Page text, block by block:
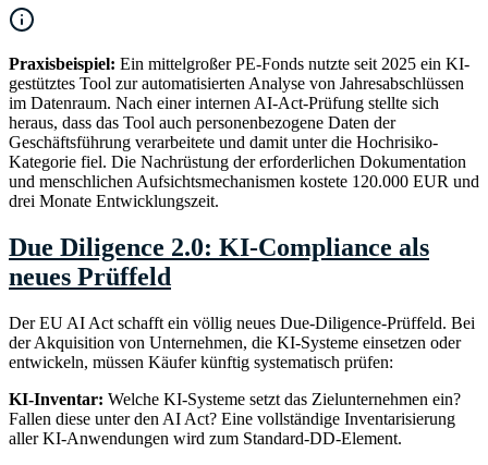
Praxisbeispiel: Ein mittelgroßer PE-Fonds nutzte seit 2025 ein KI-
gestütztes Tool zur automatisierten Analyse von Jahresabschlüssen
im Datenraum. Nach einer internen AI-Act-Prüfung stellte sich
heraus, dass das Tool auch personenbezogene Daten der
Geschäftsführung verarbeitete und damit unter die Hochrisiko-
Kategorie fiel. Die Nachrüstung der erforderlichen Dokumentation
und menschlichen Aufsichtsmechanismen kostete 120.000 EUR und
drei Monate Entwicklungszeit.
Due Diligence 2.0: KI-Compliance als
neues Prüffeld
Der EU AI Act schafft ein völlig neues Due-Diligence-Prüffeld. Bei
der Akquisition von Unternehmen, die KI-Systeme einsetzen oder
entwickeln, müssen Käufer künftig systematisch prüfen:
KI-Inventar: Welche KI-Systeme setzt das Zielunternehmen ein?
Fallen diese unter den AI Act? Eine vollständige Inventarisierung
aller KI-Anwendungen wird zum Standard-DD-Element.